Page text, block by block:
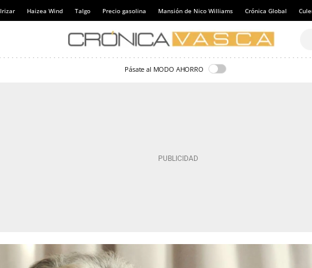
Irizar Haizea Wind Talgo Precio gasolina Mansión de Nico Williams Crónica Global
Pásate al MODO AHORRO